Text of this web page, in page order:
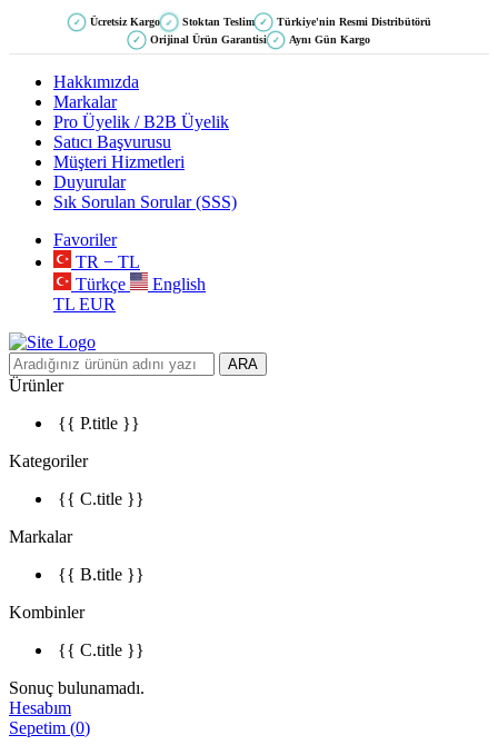
✓ Ücretsiz Kargo ✓ Stoktan Teslim ✓ Türkiye'nin Resmi Distribütörü
✓ Orijinal Ürün Garantisi ✓ Aynı Gün Kargo
Hakkımızda
Markalar
Pro Üyelik / B2B Üyelik
Satıcı Başvurusu
Müşteri Hizmetleri
Duyurular
Sık Sorulan Sorular (SSS)
Favoriler
TR − TL
Türkçe
English
TL EUR
ARA
Ürünler
{{ P.title }}
Kategoriler
{{ C.title }}
Markalar
{{ B.title }}
Kombinler
{{ C.title }}
Sonuç bulunamadı.
Hesabım
Sepetim (0)